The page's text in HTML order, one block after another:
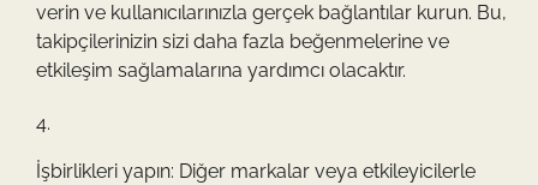
verin ve kullanıcılarınızla gerçek bağlantılar kurun. Bu,
takipçilerinizin sizi daha fazla beğenmelerine ve
etkileşim sağlamalarına yardımcı olacaktır.
İşbirlikleri yapın: Diğer markalar veya etkileyicilerle